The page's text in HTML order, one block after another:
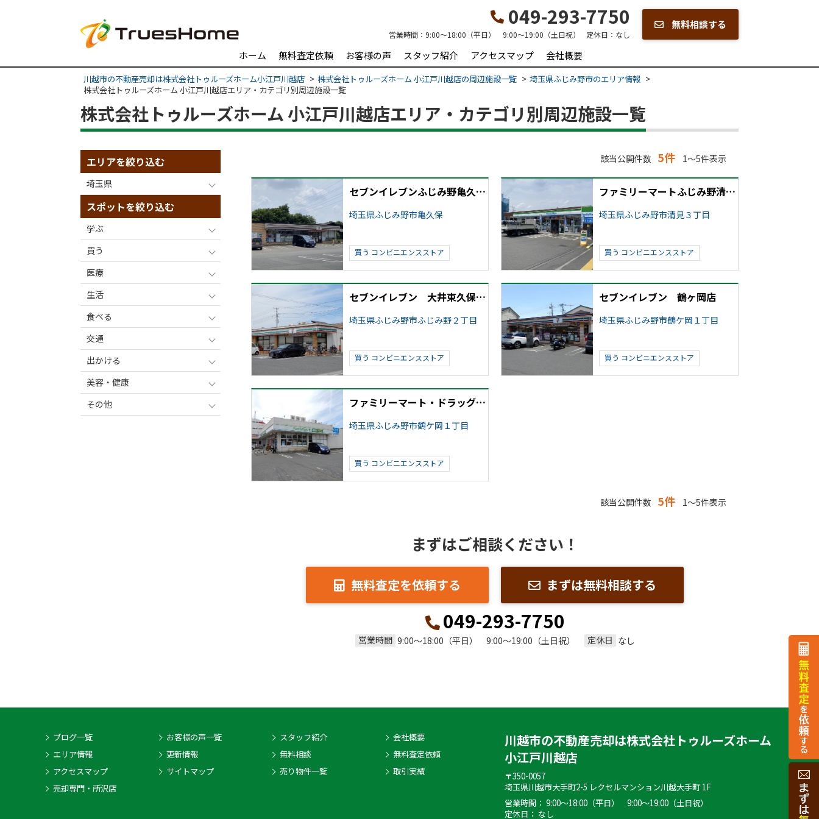
049-293-7750
営業時間： 9:00～18:00（平日） 9:00～19:00（土日祝） 定休日： なし
無料相談する
ホーム 無料査定依頼 お客様の声 スタッフ紹介 アクセスマップ 会社概要
川越市の不動産売却は株式会社トゥルーズホーム小江戸川越店 株式会社トゥルーズホーム 小江戸川越店の周辺施設一覧
埼玉県ふじみ野市のエリア情報
株式会社トゥルーズホーム 小江戸川越店エリア・カテゴリ別周辺施設一覧
株式会社トゥルーズホーム 小江戸川越店エリア・カテゴリ別周辺施設一覧
該当公開件数 5件 1～5件表示
セブンイレブンふじみ野亀久保店
埼玉県ふじみ野市亀久保
買う コンビニエンスストア
ファミリーマートふじみ野清見店
埼玉県ふじみ野市清見３丁目
買う コンビニエンスストア
セブンイレブン 大井東久保北店
埼玉県ふじみ野市ふじみ野２丁目
買う コンビニエンスストア
セブンイレブン 鶴ヶ岡店
埼玉県ふじみ野市鶴ケ岡１丁目
買う コンビニエンスストア
ファミリーマート・ドラッグエース 鶴ヶ岡店
埼玉県ふじみ野市鶴ケ岡１丁目
買う コンビニエンスストア
該当公開件数 5件 1～5件表示
まずはご相談ください！
無料査定を依頼する まずは無料相談する
049-293-7750
営業時間 9:00～18:00（平日） 9:00～19:00（土日祝） 定休日 なし
エリアを絞り込む
埼玉県
スポットを絞り込む
学ぶ
買う
医療
生活
食べる
交通
出かける
美容・健康
その他
ブログ一覧
エリア情報
アクセスマップ
売却専門・所沢店
お客様の声一覧
更新情報
サイトマップ
スタッフ紹介
無料相談
売り物件一覧
会社概要
無料査定依頼
取引実績
川越市の不動産売却は株式会社トゥルーズホーム
小江戸川越店
〒350-0057
埼玉県川越市大手町2-5 レクセルマンション川越大手町 1F
営業時間： 9:00～18:00（平日） 9:00～19:00（土日祝）
定休日： なし